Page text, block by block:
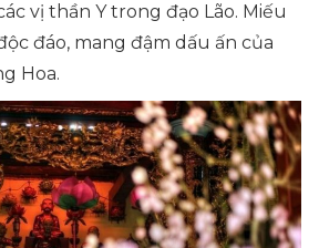
vị thần Y trong đạo Lão. Miếu
đáo, mang đậm dấu ấn của
Hoa.